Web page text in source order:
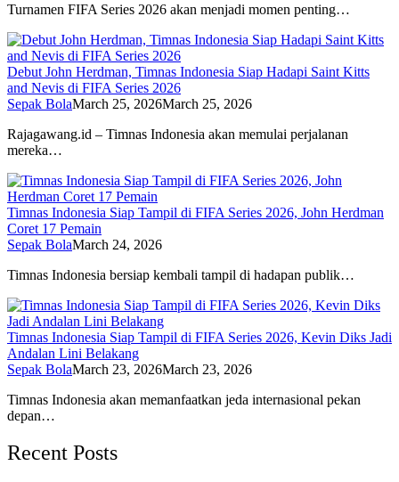
Turnamen FIFA Series 2026 akan menjadi momen penting…
Debut John Herdman, Timnas Indonesia Siap Hadapi Saint Kitts
and Nevis di FIFA Series 2026
Sepak BolaMarch 25, 2026March 25, 2026
Rajagawang.id – Timnas Indonesia akan memulai perjalanan
mereka…
Timnas Indonesia Siap Tampil di FIFA Series 2026, John Herdman
Coret 17 Pemain
Sepak BolaMarch 24, 2026
Timnas Indonesia bersiap kembali tampil di hadapan publik…
Timnas Indonesia Siap Tampil di FIFA Series 2026, Kevin Diks Jadi
Andalan Lini Belakang
Sepak BolaMarch 23, 2026March 23, 2026
Timnas Indonesia akan memanfaatkan jeda internasional pekan
depan…
Recent Posts